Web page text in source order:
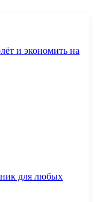
и экономить на
для любых